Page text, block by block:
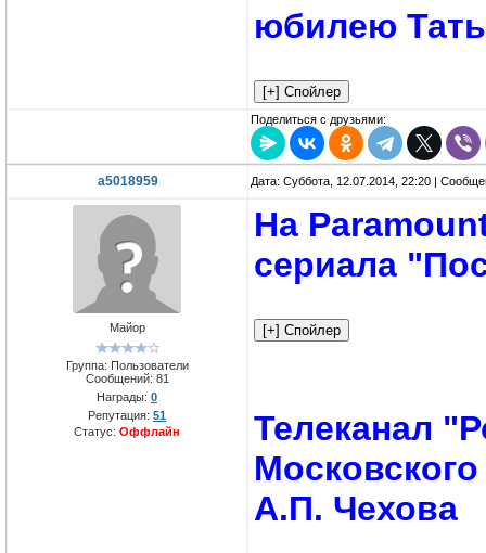
юбилею
Поделиться с друзьями:
a5018959 Дата: Суббота, 12.07.2014, 22:20 |
Майор
Группа: Пользователи
Сообщений: 81
Награды: 0
Репутация: 51
Статус: Оффлайн
На
сериала
Телеканал
А.П. Чехова